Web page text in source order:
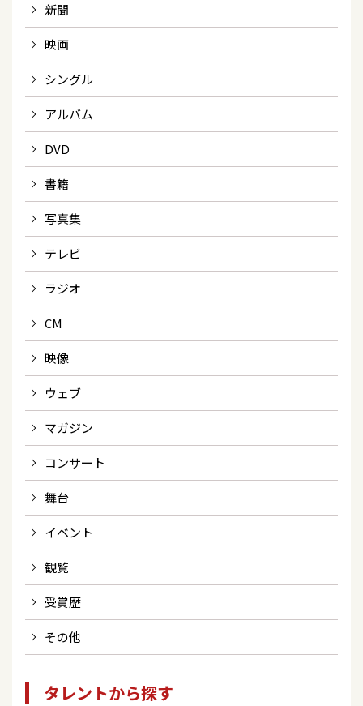
新聞
映画
シングル
アルバム
DVD
書籍
写真集
テレビ
ラジオ
CM
映像
ウェブ
マガジン
コンサート
舞台
イベント
観覧
受賞歴
その他
タレントから探す